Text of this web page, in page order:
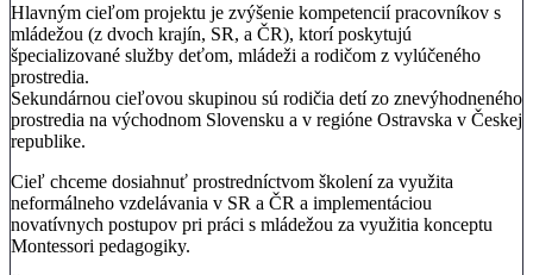
Hlavným cieľom projektu je zvýšenie kompetencií pracovníkov s
mládežou (z dvoch krajín, SR, a ČR), ktorí poskytujú
špecializované služby deťom, mládeži a rodičom z vylúčeného
prostredia.
Sekundárnou cieľovou skupinou sú rodičia detí zo znevýhodneného
prostredia na východnom Slovensku a v regióne Ostravska v Českej
republike.
Cieľ chceme dosiahnuť prostredníctvom školení za využita
neformálneho vzdelávania v SR a ČR a implementáciou
novatívnych postupov pri práci s mládežou za využitia konceptu
Montessori pedagogiky.